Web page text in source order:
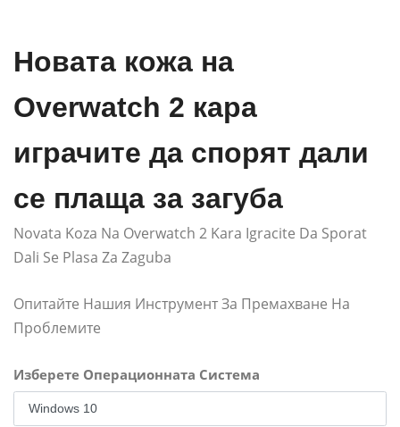
Новата кожа на
Overwatch 2 кара
играчите да спорят дали
се плаща за загуба
Novata Koza Na Overwatch 2 Kara Igracite Da Sporat
Dali Se Plasa Za Zaguba
Опитайте Нашия Инструмент За Премахване На
Проблемите
Изберете Операционната Система